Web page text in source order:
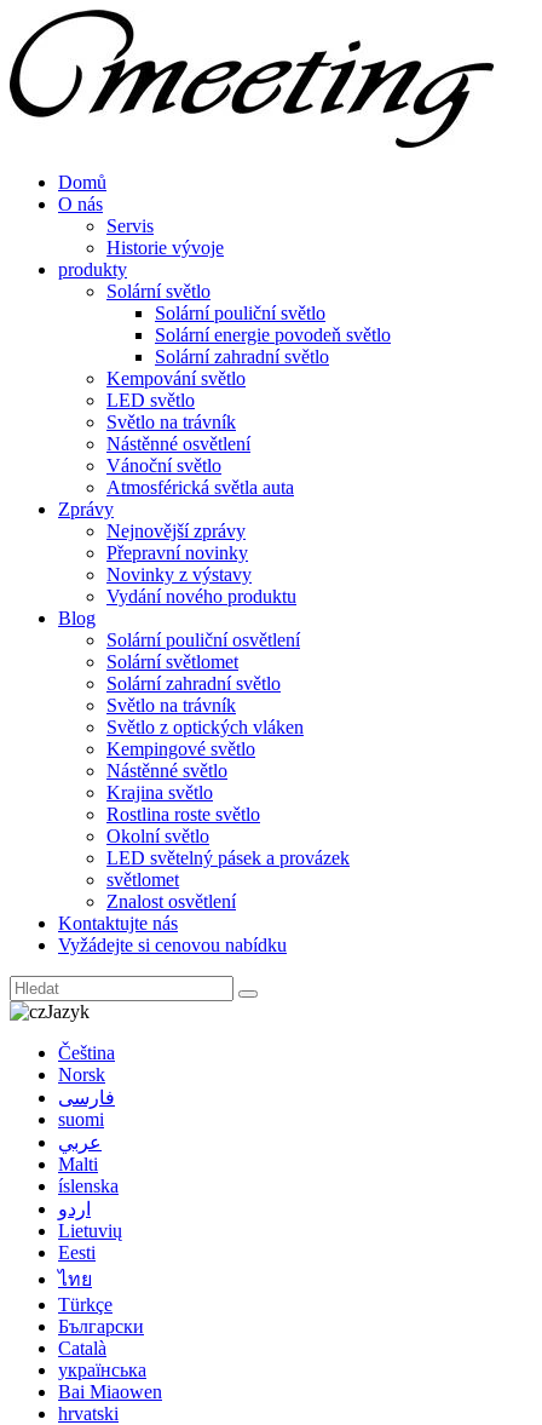
Domů
O nás
Servis
Historie vývoje
produkty
Solární světlo
Solární pouliční světlo
Solární energie povodeň světlo
Solární zahradní světlo
Kempování světlo
LED světlo
Světlo na trávník
Nástěnné osvětlení
Vánoční světlo
Atmosférická světla auta
Zprávy
Nejnovější zprávy
Přepravní novinky
Novinky z výstavy
Vydání nového produktu
Blog
Solární pouliční osvětlení
Solární světlomet
Solární zahradní světlo
Světlo na trávník
Světlo z optických vláken
Kempingové světlo
Nástěnné světlo
Krajina světlo
Rostlina roste světlo
Okolní světlo
LED světelný pásek a provázek
světlomet
Znalost osvětlení
Kontaktujte nás
Vyžádejte si cenovou nabídku
Jazyk
Čeština
Norsk
فارسی
suomi
عربي
Malti
íslenska
اردو
Lietuvių
Eesti
ไทย
Türkçe
Български
Català
українська
Bai Miaowen
hrvatski